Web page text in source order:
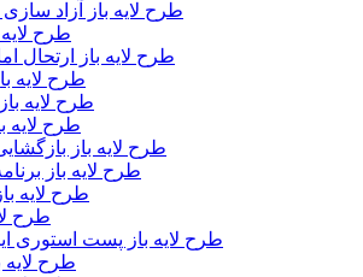
طرح لایه باز آزاد
طرح لایه
طرح لایه باز ارتحال
طرح لایه
طرح لایه باز
طرح لایه
طرح لایه باز
طرح لایه باز
طرح لایه
طرح
طرح لایه باز پست استوری
طرح لایه